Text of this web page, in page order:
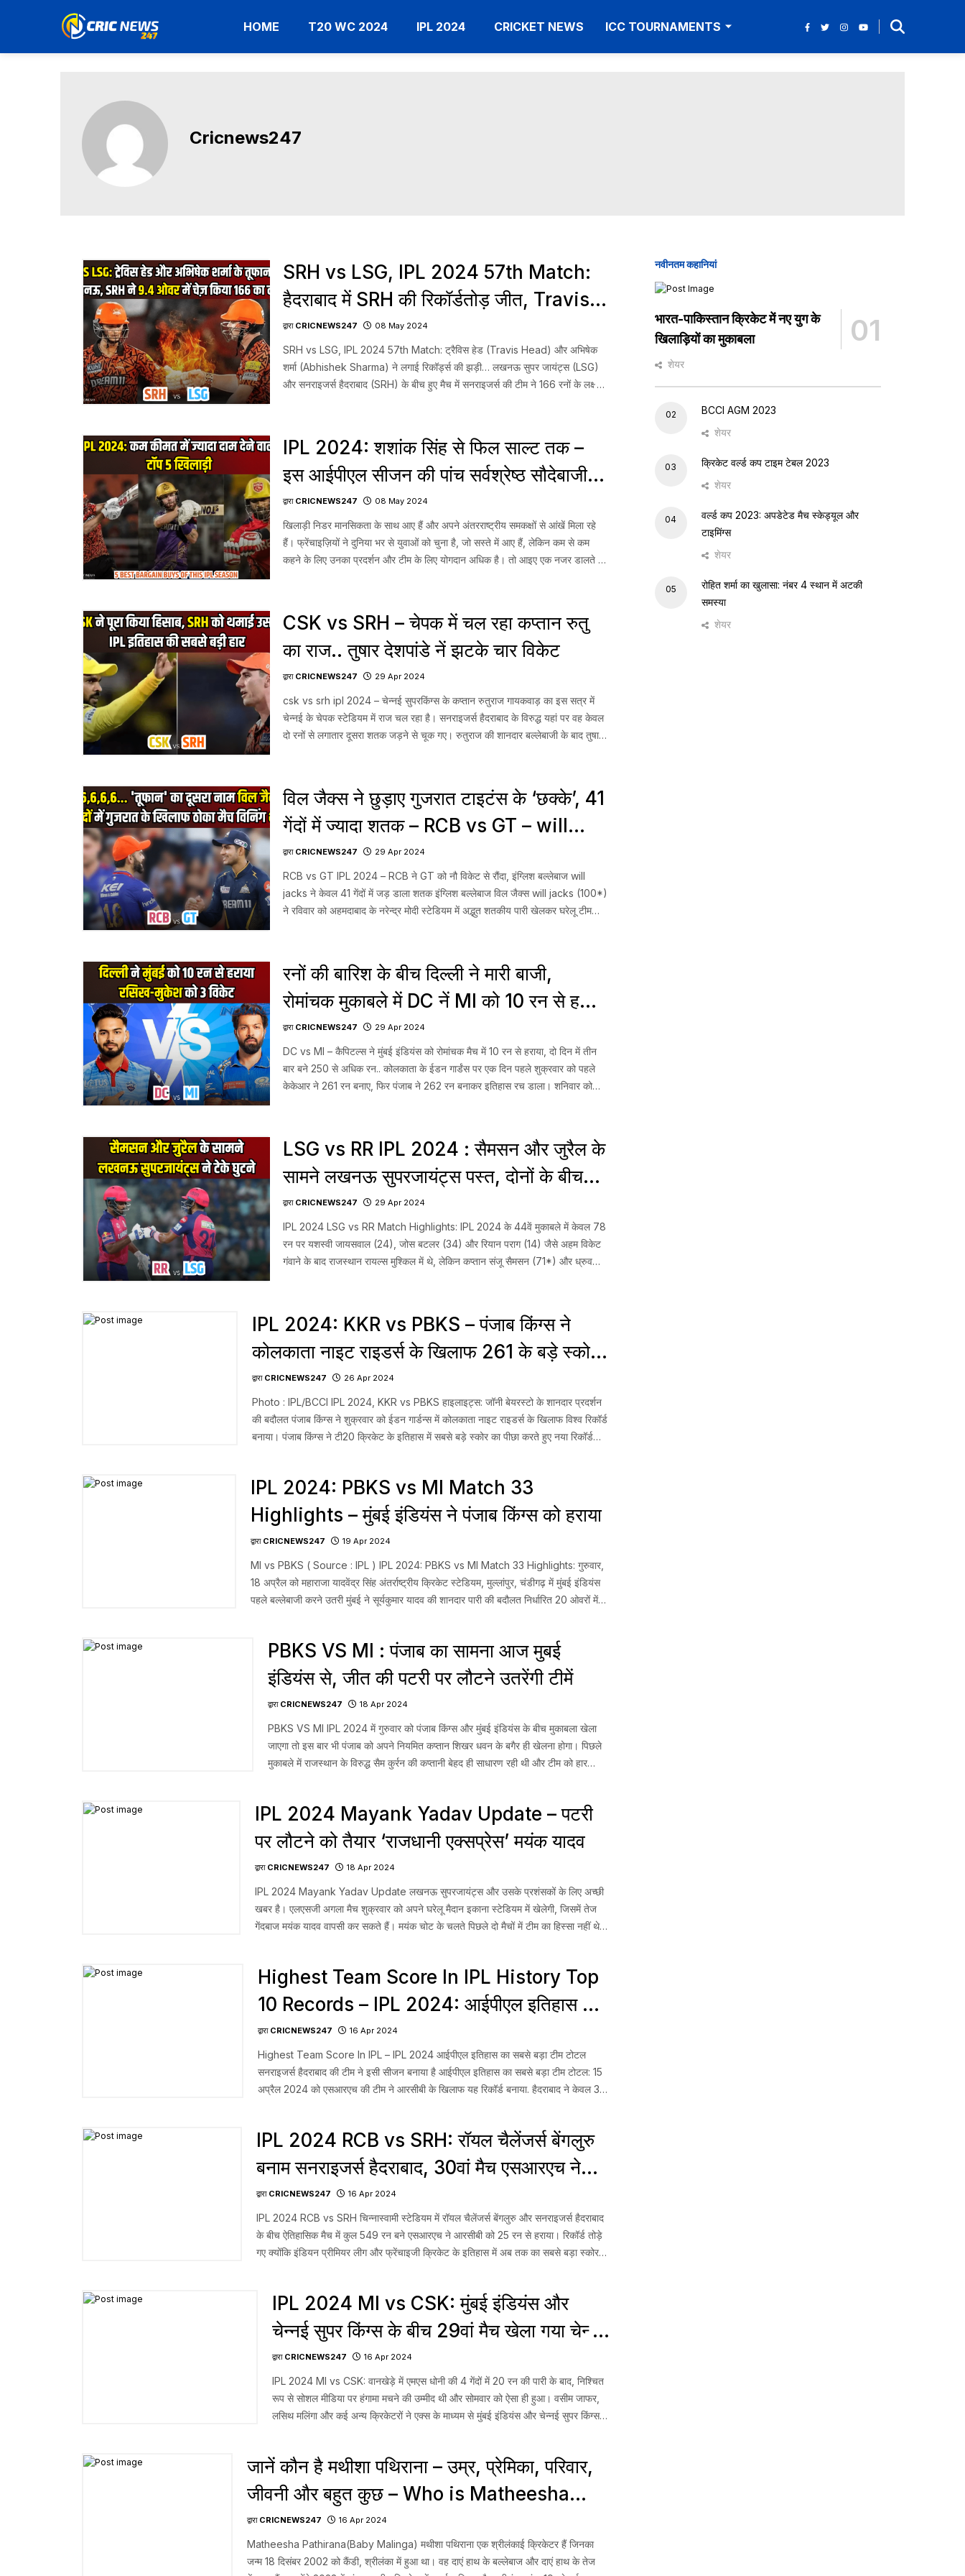
HOME T20 WC 2024 IPL 2024 CRICKET NEWS ICC TOURNAMENTS
Cricnews247
SRH vs LSG, IPL 2024 57th Match:
हैदराबाद में SRH की रिकॉर्डतोड़ जीत, Travis
Head-Abhishek Sharma के तूफान में उड़ी
लखनऊ की टीम, Powerful Knock by
SRH opners
द्वारा CRICNEWS247 08 May 2024
SRH vs LSG, IPL 2024 57th Match: ट्रैविस हेड (Travis Head) और अभिषेक
शर्मा (Abhishek Sharma) ने लगाई रिकॉर्ड्स की झड़ी… लखनऊ सुपर जायंट्स (LSG)
और सनराइजर्स हैदराबाद (SRH) के बीच हुए मैच में सनराइजर्स की टीम ने 166 रनों के लक्ष्य
IPL 2024: शशांक सिंह से फिल साल्ट तक –
इस आईपीएल सीजन की पांच सर्वश्रेष्ठ सौदेबाजी –
5 Best Bargain Buys of this IPL
Season
द्वारा CRICNEWS247 08 May 2024
खिलाड़ी निडर मानसिकता के साथ आए हैं और अपने अंतरराष्ट्रीय समकक्षों से आंखें मिला रहे
हैं। फ्रेंचाइज़ियों ने दुनिया भर से युवाओं को चुना है, जो सस्ते में आए हैं, लेकिन कम से कम
कहने के लिए उनका प्रदर्शन और टीम के लिए योगदान अधिक है। तो आइए एक नजर डालते हैं
CSK vs SRH – चेपक में चल रहा कप्तान रुतु
का राज.. तुषार देशपांडे नें झटके चार विकेट
द्वारा CRICNEWS247 29 Apr 2024
csk vs srh ipl 2024 – चेन्नई सुपरकिंग्स के कप्तान रुतुराज गायकवाड़ का इस सत्र में
चेन्नई के चेपक स्टेडियम में राज चल रहा है। सनराइजर्स हैदराबाद के विरुद्ध यहां पर वह केवल
दो रनों से लगातार दूसरा शतक जड़ने से चूक गए। रुतुराज की शानदार बल्लेबाजी के बाद तुषार
विल जैक्स ने छुड़ाए गुजरात टाइटंस के ‘छक्के’, 41
गेंदों में ज्यादा शतक – RCB vs GT – will
jacks
द्वारा CRICNEWS247 29 Apr 2024
RCB vs GT IPL 2024 – RCB ने GT को नौ विकेट से रौंदा, इंग्लिश बल्लेबाज will
jacks ने केवल 41 गेंदों में जड़ डाला शतक इंग्लिश बल्लेबाज विल जैक्स will jacks (100*)
ने रविवार को अहमदाबाद के नरेन्द्र मोदी स्टेडियम में अद्भुत शतकीय पारी खेलकर घरेलू टीम
रनों की बारिश के बीच दिल्ली ने मारी बाजी,
रोमांचक मुकाबले में DC नें MI को 10 रन से हराया
– DC vs MI
द्वारा CRICNEWS247 29 Apr 2024
DC vs MI – कैपिटल्स ने मुंबई इंडियंस को रोमांचक मैच में 10 रन से हराया, दो दिन में तीन
बार बने 250 से अधिक रन.. कोलकाता के ईडन गार्डंस पर एक दिन पहले शुक्रवार को पहले
केकेआर ने 261 रन बनाए, फिर पंजाब ने 262 रन बनाकर इतिहास रच डाला। शनिवार को
LSG vs RR IPL 2024 : सैमसन और जुरैल के
सामने लखनऊ सुपरजायंट्स पस्त, दोनों के बीच
121 रनों की साझेदारी
द्वारा CRICNEWS247 29 Apr 2024
IPL 2024 LSG vs RR Match Highlights: IPL 2024 के 44वें मुकाबले में केवल 78
रन पर यशस्वी जायसवाल (24), जोस बटलर (34) और रियान पराग (14) जैसे अहम विकेट
गंवाने के बाद राजस्थान रायल्स मुश्किल में थे, लेकिन कप्तान संजू सैमसन (71*) और ध्रुव
IPL 2024: KKR vs PBKS – पंजाब किंग्स ने
कोलकाता नाइट राइडर्स के खिलाफ 261 के बड़े स्कोर
का सफल पीछा करते हुए विश्व रिकॉर्ड बनाया
द्वारा CRICNEWS247 26 Apr 2024
Photo : IPL/BCCI IPL 2024, KKR vs PBKS हाइलाइट्स: जॉनी बेयरस्टो के शानदार प्रदर्शन
की बदौलत पंजाब किंग्स ने शुक्रवार को ईडन गार्डन्स में कोलकाता नाइट राइडर्स के खिलाफ विश्व रिकॉर्ड
बनाया। पंजाब किंग्स ने टी20 क्रिकेट के इतिहास में सबसे बड़े स्कोर का पीछा करते हुए नया रिकॉर्ड
IPL 2024: PBKS vs MI Match 33
Highlights – मुंबई इंडियंस ने पंजाब किंग्स को हराया
द्वारा CRICNEWS247 19 Apr 2024
MI vs PBKS ( Source : IPL ) IPL 2024: PBKS vs MI Match 33 Highlights: गुरुवार,
18 अप्रैल को महाराजा यादवेंद्र सिंह अंतर्राष्ट्रीय क्रिकेट स्टेडियम, मुल्लांपुर, चंडीगढ़ में मुंबई इंडियंस
पहले बल्लेबाजी करने उतरी मुंबई ने सूर्यकुमार यादव की शानदार पारी की बदौलत निर्धारित 20 ओवरों में
PBKS VS MI : पंजाब का सामना आज मुबई
इंडियंस से, जीत की पटरी पर लौटने उतरेंगी टीमें
द्वारा CRICNEWS247 18 Apr 2024
PBKS VS MI IPL 2024 में गुरुवार को पंजाब किंग्स और मुंबई इंडियंस के बीच मुकाबला खेला
जाएगा तो इस बार भी पंजाब को अपने नियमित कप्तान शिखर धवन के बगैर ही खेलना होगा। पिछले
मुकाबले में राजस्थान के विरुद्ध सैम कुर्रन की कप्तानी बेहद ही साधारण रही थी और टीम को हार
IPL 2024 Mayank Yadav Update – पटरी
पर लौटने को तैयार ‘राजधानी एक्सप्रेस’ मयंक यादव
द्वारा CRICNEWS247 18 Apr 2024
IPL 2024 Mayank Yadav Update लखनऊ सुपरजायंट्स और उसके प्रशंसकों के लिए अच्छी
खबर है। एलएसजी अगला मैच शुक्रवार को अपने घरेलू मैदान इकाना स्टेडियम में खेलेगी, जिसमें तेज
गेंदबाज मयंक यादव वापसी कर सकते हैं। मयंक चोट के चलते पिछले दो मैचों में टीम का हिस्सा नहीं थे।
Highest Team Score In IPL History Top
10 Records – IPL 2024: आईपीएल इतिहास के
10 सबसे बड़े टीम स्कोर कौन-से है?
द्वारा CRICNEWS247 16 Apr 2024
Highest Team Score In IPL – IPL 2024 आईपीएल इतिहास का सबसे बड़ा टीम टोटल
सनराइजर्स हैदराबाद की टीम ने इसी सीजन बनाया है आईपीएल इतिहास का सबसे बड़ा टीम टोटल: 15
अप्रैल 2024 को एसआरएच की टीम ने आरसीबी के खिलाफ यह रिकॉर्ड बनाया. हैदराबाद ने केवल 3
IPL 2024 RCB vs SRH: रॉयल चैलेंजर्स बेंगलुरु
बनाम सनराइजर्स हैदराबाद, 30वां मैच एसआरएच ने
आरसीबी को 25 रन से हराया
द्वारा CRICNEWS247 16 Apr 2024
IPL 2024 RCB vs SRH चिन्नास्वामी स्टेडियम में रॉयल चैलेंजर्स बेंगलुरु और सनराइजर्स हैदराबाद
के बीच ऐतिहासिक मैच में कुल 549 रन बने एसआरएच ने आरसीबी को 25 रन से हराया। रिकॉर्ड तोड़े
गए क्योंकि इंडियन प्रीमियर लीग और फ्रेंचाइजी क्रिकेट के इतिहास में अब तक का सबसे बड़ा स्कोर
IPL 2024 MI vs CSK: मुंबई इंडियंस और
चेन्नई सुपर किंग्स के बीच 29वां मैच खेला गया चेन्नई
ने 20 रन से अपने नाम किया
द्वारा CRICNEWS247 16 Apr 2024
IPL 2024 MI vs CSK: वानखेड़े में एमएस धोनी की 4 गेंदों में 20 रन की पारी के बाद, निश्चित
रूप से सोशल मीडिया पर हंगामा मचने की उम्मीद थी और सोमवार को ऐसा ही हुआ। वसीम जाफर,
लसिथ मलिंगा और कई अन्य क्रिकेटरों ने एक्स के माध्यम से मुंबई इंडियंस और चेन्नई सुपर किंग्स
जानें कौन है मथीशा पथिराना – उम्र, प्रेमिका, परिवार,
जीवनी और बहुत कुछ – Who is Matheesha
Pathirana Baby Malinga?
द्वारा CRICNEWS247 16 Apr 2024
Matheesha Pathirana(Baby Malinga) मथीशा पथिराना एक श्रीलंकाई क्रिकेटर हैं जिनका
जन्म 18 दिसंबर 2002 को कैंडी, श्रीलंका में हुआ था। वह दाएं हाथ के बल्लेबाज और दाएं हाथ के तेज
नवीनतम कहानियां
भारत-पाकिस्तान क्रिकेट में नए युग के
खिलाड़ियों का मुकाबला
01
शेयर
02
BCCI AGM 2023
शेयर
03
क्रिकेट वर्ल्ड कप टाइम टेबल 2023
शेयर
04
वर्ल्ड कप 2023: अपडेटेड मैच स्केड्यूल और
टाइमिंग्स
शेयर
05
रोहित शर्मा का खुलासा: नंबर 4 स्थान में अटकी
समस्या
शेयर